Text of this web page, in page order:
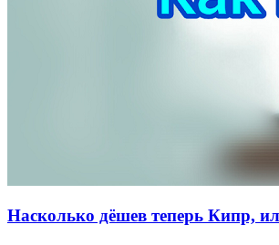
Насколько дёшев теперь Кипр,